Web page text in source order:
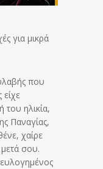
για μικρά
που
του ηλικία,
Παναγίας,
χαίρε
σου.